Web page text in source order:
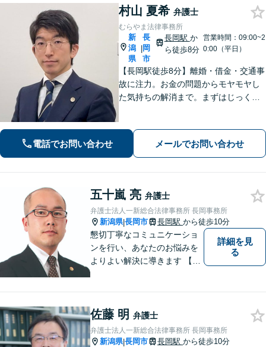
村山 夏希 弁護士
むらやま法律事務所
新
潟
県
|
長
岡
市
長岡駅 か
ら徒歩8分
営業時間：09:00~2
0:00（平日）
【長岡駅徒歩8分】離婚・借金・交通事
故に注力。お金の問題からモヤモヤし
た気持ちの解消まで。まずはじっくり
を大切に／LINE・オンライン相談可】
電話でお問い合わせ メールでお問い合わせ
五十嵐 亮 弁護士
弁護士法人一新総合法律事務所 長岡事務所
新潟県|長岡市 長岡駅 から徒歩10分
懇切丁寧なコミュニケーショ
ンを行い、あなたのお悩みを
よりよい解決に導きます 【交
理・労災・不貞慰謝料は相談
料初回無料】【土曜相談可】
詳細を見
る
佐藤 明 弁護士
弁護士法人一新総合法律事務所 長岡事務所
新潟県|長岡市 長岡駅 から徒歩10分